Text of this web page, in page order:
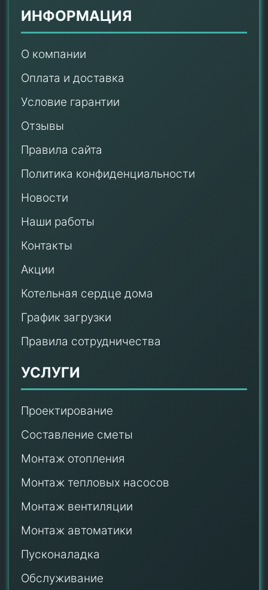
ИНФОРМАЦИЯ
О компании
Оплата и доставка
Условие гарантии
Отзывы
Правила сайта
Политика конфиденциальности
Новости
Наши работы
Контакты
Акции
Котельная сердце дома
График загрузки
Правила сотрудничества
УСЛУГИ
Проектирование
Составление сметы
Монтаж отопления
Монтаж тепловых насосов
Монтаж вентиляции
Монтаж автоматики
Пусконаладка
Обслуживание